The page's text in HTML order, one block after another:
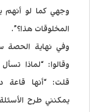
وجهي كما لو أنهم
المخلوقات هذا؟”.
وفي نهاية الحصة
وقالوا: “لماذا
قلت: “أنها قاعة
يمكنني طرح